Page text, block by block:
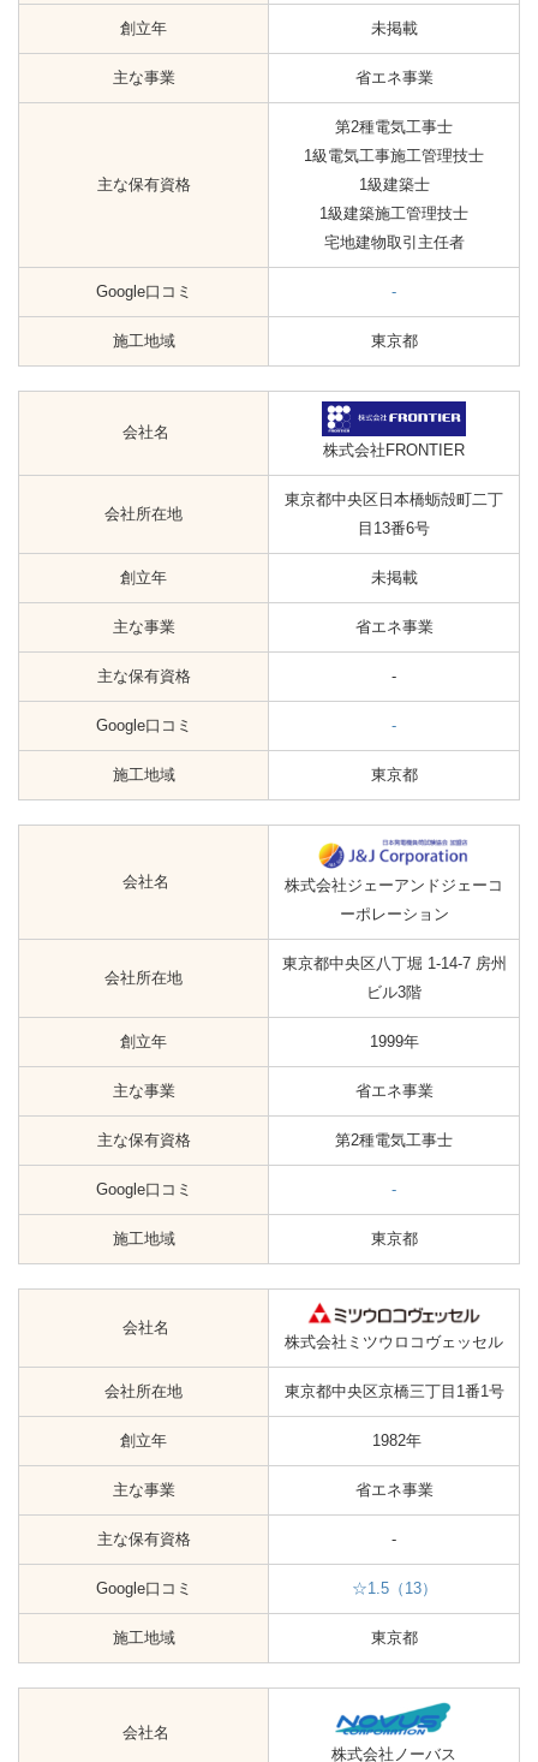
創立年 未掲載
主な事業 省エネ事業
主な保有資格
第2種電気工事士
1級電気工事施工管理技士
1級建築士
1級建築施工管理技士
宅地建物取引主任者
Google口コミ -
施工地域 東京都
会社名
株式会社FRONTIER
会社所在地
東京都中央区日本橋蛎殻町二丁
目13番6号
創立年 未掲載
主な事業 省エネ事業
主な保有資格 -
Google口コミ -
施工地域 東京都
会社名
株式会社ジェーアンドジェーコ
ーポレーション
会社所在地
東京都中央区八丁堀 1-14-7 房州
ビル3階
創立年 1999年
主な事業 省エネ事業
主な保有資格 第2種電気工事士
Google口コミ -
施工地域 東京都
会社名
株式会社ミツウロコヴェッセル
会社所在地 東京都中央区京橋三丁目1番1号
創立年 1982年
主な事業 省エネ事業
主な保有資格 -
Google口コミ ☆1.5（13）
施工地域 東京都
会社名
株式会社ノーバス